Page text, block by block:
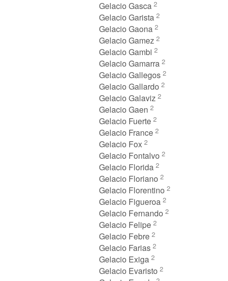
Gelacio Gasca 2
Gelacio Garista 2
Gelacio Gaona 2
Gelacio Gamez 2
Gelacio Gambi 2
Gelacio Gamarra 2
Gelacio Gallegos 2
Gelacio Gallardo 2
Gelacio Galaviz 2
Gelacio Gaen 2
Gelacio Fuerte 2
Gelacio France 2
Gelacio Fox 2
Gelacio Fontalvo 2
Gelacio Florida 2
Gelacio Floriano 2
Gelacio Florentino 2
Gelacio Figueroa 2
Gelacio Fernando 2
Gelacio Felipe 2
Gelacio Febre 2
Gelacio Farias 2
Gelacio Exiga 2
Gelacio Evaristo 2